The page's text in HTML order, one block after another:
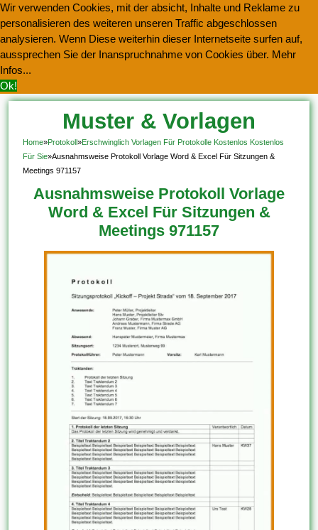
Wir verwenden Cookies, mit der absicht, Inhalte und Reklame zu
personalisieren des weiteren unseren Traffic abgeschlossen
analysieren. Wenn Diese weiterhin dieser Internetseite surfen auf,
aussprechen Sie der Inanspruchnahme von Cookies über. Mehr
Infos...
Ok!
Muster & Vorlagen
Kostenlos Herunterladen
Home»Protokoll»Erschwinglich Vorlagen Für Protokolle Kostenlos Kostenlos
Für Sie»Ausnahmsweise Protokoll Vorlage Word & Excel Für Sitzungen &
Meetings 971157
Ausnahmsweise Protokoll Vorlage
Word & Excel Für Sitzungen &
Meetings 971157